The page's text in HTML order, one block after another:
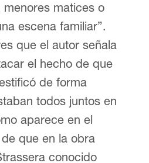
matices o
escena familiar”.
que el autor señala
el hecho de que
de forma
todos juntos en
aparece en el
que en la obra
conocido